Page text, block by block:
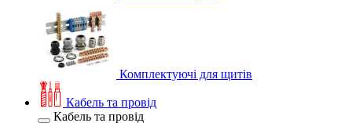
Комплектуючі для щитів
Кабель та провід
Кабель та провід